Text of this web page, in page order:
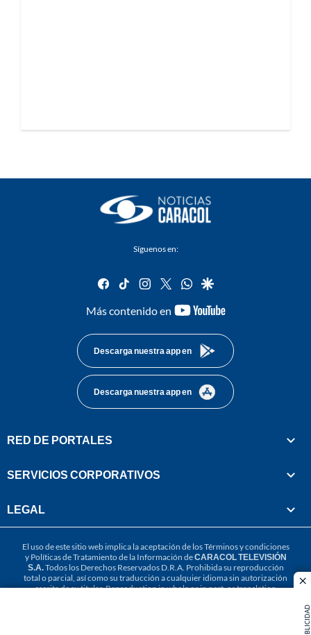
PUBLICIDAD
Síguenos en:
facebook
tiktok instagram
twitterwhatsapp
google
Más contenido en
youtube-
Descarga nuestra app en
Descarga nuestra app en
RED DE PORTALES
SERVICIOS CORPORATIVOS
LEGAL
El uso de este sitio web implica la aceptación de losTérminos y condiciones
y Políticas de Tratamiento de la Información deCARACOL TELEVISIÓN
S.A.Todos los Derechos Reservados D.R.A. Prohibida su reproducción
total o parcial, así como su traducción a cualquier idioma sin autorización
escrita de su titular. Reproduction in whole or in part, or translation